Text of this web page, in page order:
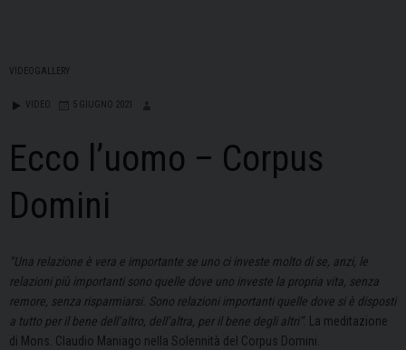
VIDEOGALLERY
VIDEO 5 GIUGNO 2021
Ecco l’uomo – Corpus
Domini
“Una relazione è vera e importante se uno ci investe molto di se, anzi, le
relazioni più importanti sono quelle dove uno investe la propria vita, senza
remore, senza risparmiarsi. Sono relazioni importanti quelle dove si è disposti
a tutto per il bene dell’altro, dell’altra, per il bene degli altri”. La meditazione
di Mons. Claudio Maniago nella Solennità del Corpus Domini.